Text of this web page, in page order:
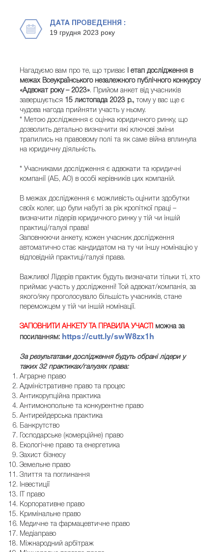
ДАТА ПРОВЕДЕННЯ :
19 грудня 2023 року
Нагадуємо вам про те, що триває
І етап дослідження в
межах Всеукраїнського незалежного публічного конкурсу
«Адвокат року – 2023». Прийом анкет від учасників
завершується
15 листопада 2023 р., тому у вас ще є
чудова нагода прийняти участь у ньому.
* Метою дослідження є оцінка юридичного ринку, що
дозволить детально визначити які ключові зміни
трапились на правовому полі та як саме війна вплинула
на юридичну діяльність.
* Учасниками дослідження є адвокати та юридичні
компанії (АБ, АО) в особі керівників цих компаній.
В межах дослідження є можливість оцінити здобутки
своїх колег, що були набуті за рік кропіткої праці –
визначити лідерів юридичного ринку у тій чи іншій
практиці/галузі права!
Заповнюючи анкету, кожен учасник дослідження
автоматично стає кандидатом на ту чи іншу номінацію у
відповідній практиці/галузі права.
Важливо! Лідерів практик будуть визначати тільки ті, хто
приймає участь у дослідженні! Той адвокат/компанія, за
якого/яку проголосувало більшість учасників, стане
переможцем у тій чи іншій номінації.
ЗАПОВНИТИ АНКЕТУ ТА ПРАВИЛА УЧАСТІ
можна за
посиланням: https://cutt.ly/swW8zx1h
За результатами дослідження будуть обрані лідери у
таких 32 практиках/галузях права:
Аграрне право
Адміністративне право та процес
Антикорупційна практика
Антимонопольне та конкурентне право
Антирейдерська практика
Банкрутство
Господарське (комерційне) право
Екологічне право та енергетика
Захист бізнесу
Земельне право
Злиття та поглинання
Інвестиції
IT право
Корпоративне право
Кримінальне право
Медичне та фармацевтичне право
Медіаправо
Міжнародний арбітраж